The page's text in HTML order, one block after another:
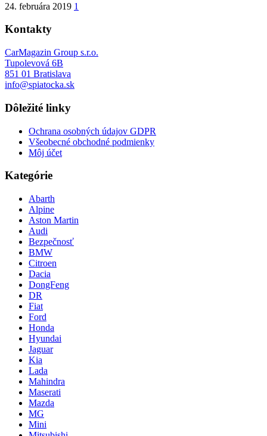
24. februára 2019 1
Kontakty
CarMagazin Group s.r.o.
Tupolevová 6B
851 01 Bratislava
info@spiatocka.sk
Dôležité linky
Ochrana osobných údajov GDPR
Všeobecné obchodné podmienky
Môj účet
Kategórie
Abarth
Alpine
Aston Martin
Audi
Bezpečnosť
BMW
Citroen
Dacia
DongFeng
DR
Fiat
Ford
Honda
Hyundai
Jaguar
Kia
Lada
Mahindra
Maserati
Mazda
MG
Mini